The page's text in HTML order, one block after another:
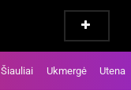
Šiauliai Ukmergė Utena